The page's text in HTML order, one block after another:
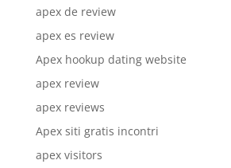
apex de review
apex es review
Apex hookup dating website
apex review
apex reviews
Apex siti gratis incontri
apex visitors